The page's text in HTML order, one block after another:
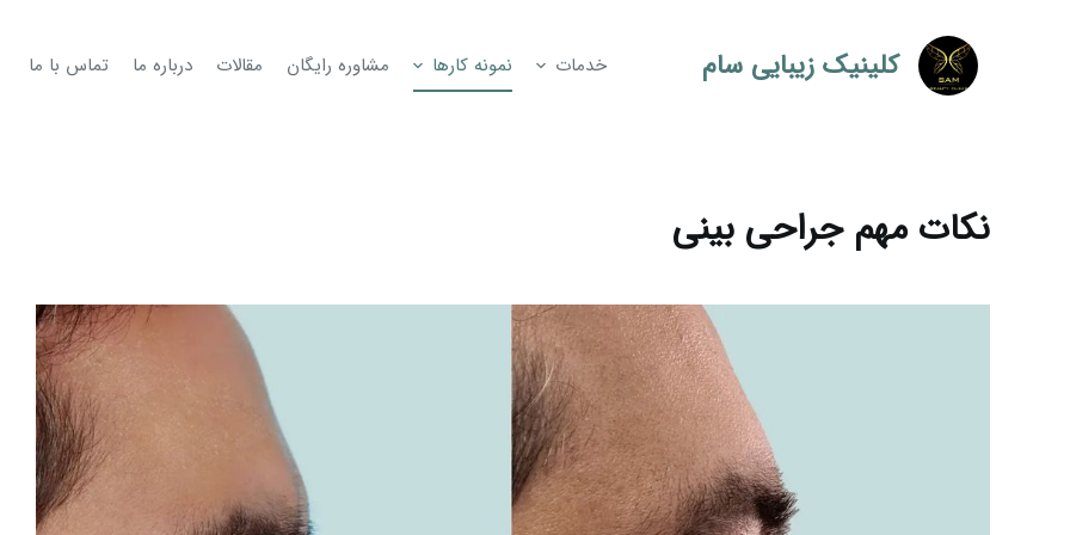
کلینیک زیبایی سام خدمات نمونه کارها مشاوره رایگان مقالات درباره ما تماس با ما
نکات مهم جراحی بینی